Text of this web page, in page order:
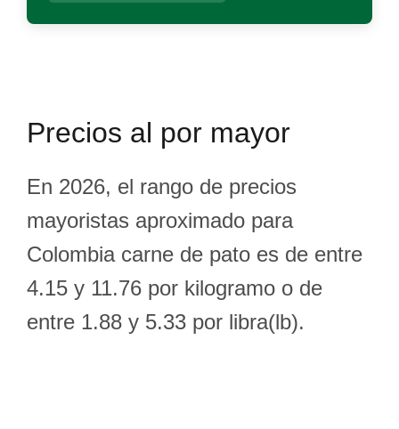
Precios al por mayor
En 2026, el rango de precios
mayoristas aproximado para
Colombia carne de pato es de entre
4.15 y 11.76 por kilogramo o de
entre 1.88 y 5.33 por libra(lb).